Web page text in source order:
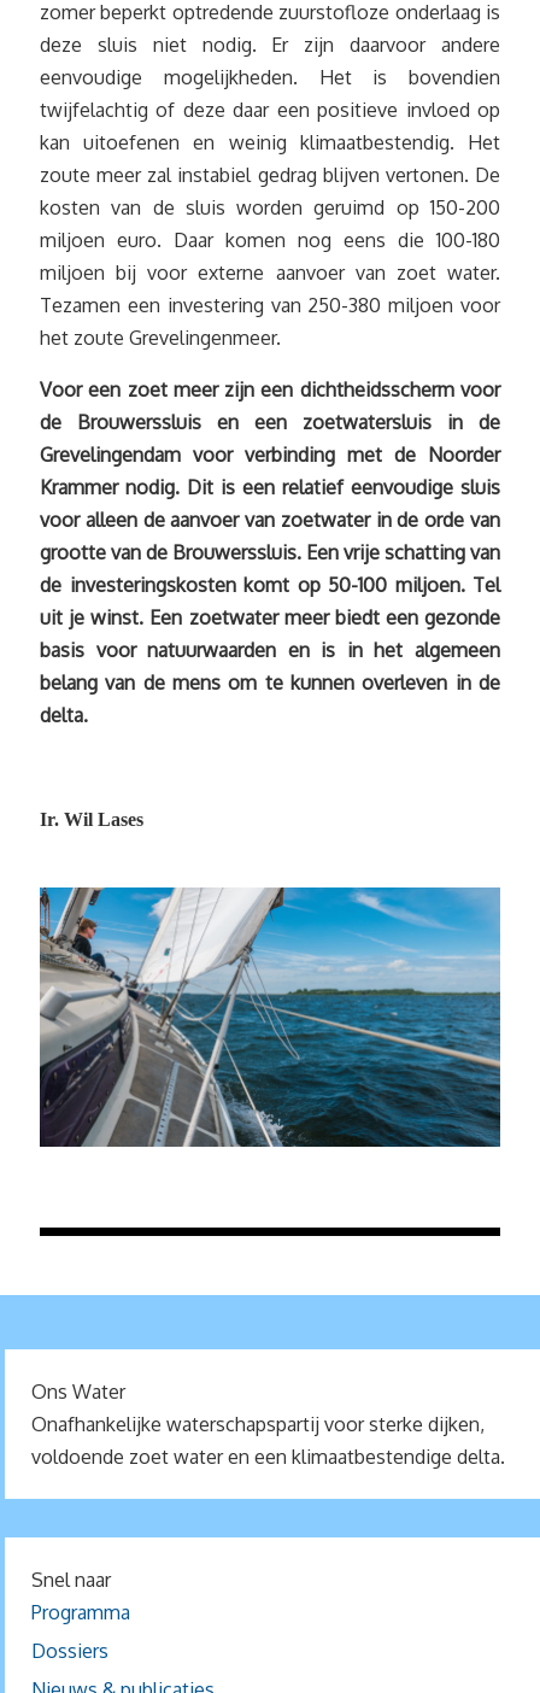
zomer beperkt optredende zuurstofloze onderlaag is
deze sluis niet nodig. Er zijn daarvoor andere
eenvoudige mogelijkheden. Het is bovendien
twijfelachtig of deze daar een positieve invloed op
kan uitoefenen en weinig klimaatbestendig. Het
zoute meer zal instabiel gedrag blijven vertonen. De
kosten van de sluis worden geruimd op 150-200
miljoen euro. Daar komen nog eens die 100-180
miljoen bij voor externe aanvoer van zoet water.
Tezamen een investering van 250-380 miljoen voor
het zoute Grevelingenmeer.
Voor een zoet meer zijn een dichtheidsscherm voor
de Brouwerssluis en een zoetwatersluis in de
Grevelingendam voor verbinding met de Noorder
Krammer nodig. Dit is een relatief eenvoudige sluis
voor alleen de aanvoer van zoetwater in de orde van
grootte van de Brouwerssluis. Een vrije schatting van
de investeringskosten komt op 50-100 miljoen. Tel
uit je winst. Een zoetwater meer biedt een gezonde
basis voor natuurwaarden en is in het algemeen
belang van de mens om te kunnen overleven in de
delta.
Ir. Wil Lases
Ons Water
Onafhankelijke waterschapspartij voor sterke dijken,
voldoende zoet water en een klimaatbestendige delta.
Snel naar
Programma
Dossiers